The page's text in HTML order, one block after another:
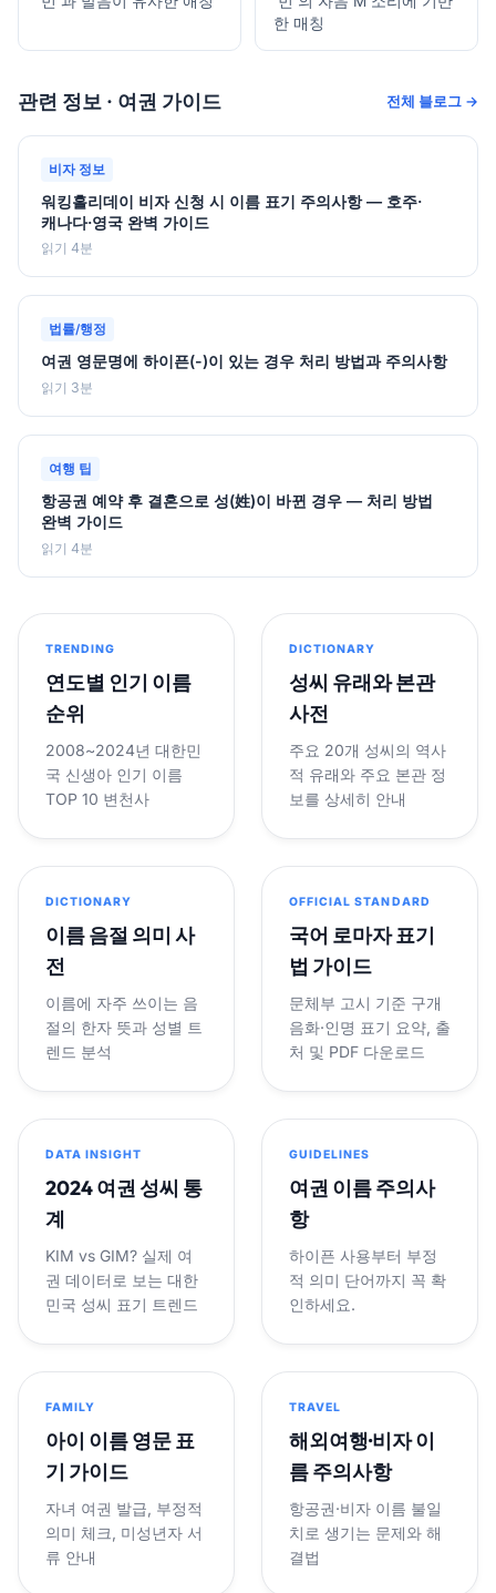
한 매칭
관련 정보 · 여권 가이드 전체 블로그 →
비자 정보
워킹홀리데이 비자 신청 시 이름 표기 주의사항 — 호주·
캐나다·영국 완벽 가이드
읽기 4분
법률/행정
여권 영문명에 하이픈(-)이 있는 경우 처리 방법과 주의사항
읽기 3분
여행 팁
항공권 예약 후 결혼으로 성(姓)이 바뀐 경우 — 처리 방법
완벽 가이드
읽기 4분
TRENDING
연도별 인기 이름
순위
2008~2024년 대한민
국 신생아 인기 이름
TOP 10 변천사
DICTIONARY
성씨 유래와 본관
사전
주요 20개 성씨의 역사
적 유래와 주요 본관 정
보를 상세히 안내
DICTIONARY
이름 음절 의미 사
전
이름에 자주 쓰이는 음
절의 한자 뜻과 성별 트
렌드 분석
OFFICIAL STANDARD
국어 로마자 표기
법 가이드
문체부 고시 기준 구개
음화·인명 표기 요약, 출
처 및 PDF 다운로드
DATA INSIGHT
2024 여권 성씨 통
계
KIM vs GIM? 실제 여
권 데이터로 보는 대한
민국 성씨 표기 트렌드
GUIDELINES
여권 이름 주의사
항
하이픈 사용부터 부정
적 의미 단어까지 꼭 확
인하세요.
FAMILY
아이 이름 영문 표
기 가이드
자녀 여권 발급, 부정적
의미 체크, 미성년자 서
류 안내
TRAVEL
해외여행·비자 이
름 주의사항
항공권·비자 이름 불일
치로 생기는 문제와 해
결법